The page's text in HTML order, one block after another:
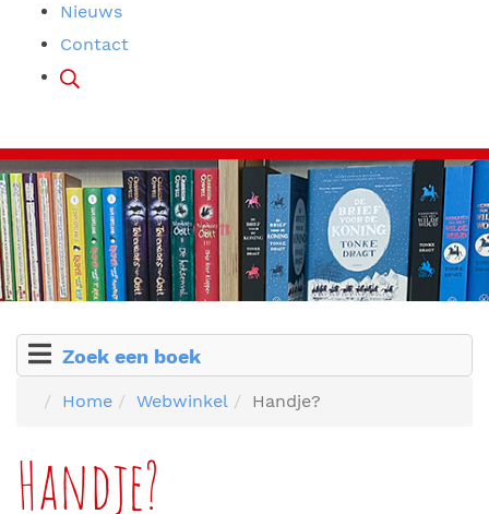
Nieuws
Contact
Zoek een boek
Home Webwinkel Handje?
Handje?